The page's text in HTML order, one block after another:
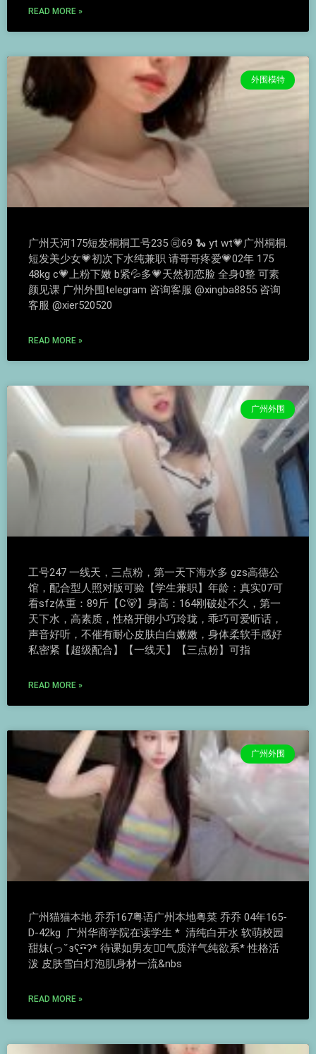
READ MORE »
外围模特
广州天河175短发桐桐工号235 🉑69 🐍 yt wt💗广州桐桐.
短发美少女💗初次下水纯兼职 请哥哥疼爱💗02年 175
48kg c💗上粉下嫩 b紧💦多💗天然初恋脸 全身0整 可素
颜见课 广州外围telegram 咨询客服 @xingba8855 咨询
客服 @xier520520
READ MORE »
广州外围
工号247 一线天，三点粉，第一天下海水多 gzs高德公
馆，配合型人照对版可验【学生兼职】年龄：真实07可
看sfz体重：89斤【C🐻】身高：164刚破处不久，第一
天下水，高素质，性格开朗小巧玲珑，乖巧可爱听话，
声音好听，不催有耐心皮肤白白嫩嫩，身体柔软手感好
私密紧【超级配合】【一线天】【三点粉】可指
READ MORE »
广州外围
广州猫猫本地 乔乔167粤语广州本地粤菜 乔乔 04年165-
D-42kg 广州华商学院在读学生 * 清纯白开水 软萌校园
甜妹(っ˘зʕ•̫͡•ʔ* 待课如男友🙇‍♀️气质洋气纯欲系* 性格活
泼 皮肤雪白灯泡肌身材一流&nbs
READ MORE »